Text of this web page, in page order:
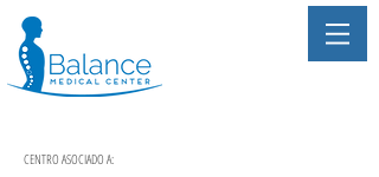
CENTRO ASOCIADO A: